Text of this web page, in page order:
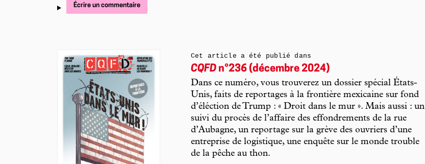
Écrire un commentaire
Cet article a été publié dans
CQFD n°236 (décembre 2024)
Dans ce numéro, vous trouverez un dossier spécial États-
Unis, faits de reportages à la frontière mexicaine sur fond
d’éléction de Trump : « Droit dans le mur ». Mais aussi : un
suivi du procès de l’affaire des effondrements de la rue
d’Aubagne, un reportage sur la grève des ouvriers d’une
entreprise de logistique, une enquête sur le monde trouble
de la pêche au thon.